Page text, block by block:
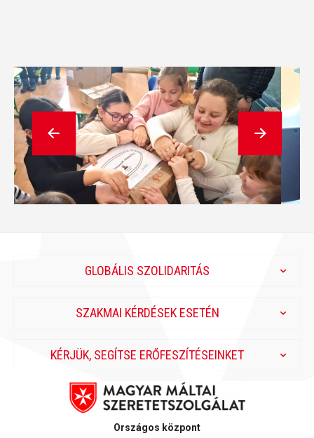
Következő
GLOBÁLIS SZOLIDARITÁS
SZAKMAI KÉRDÉSEK ESETÉN
KÉRJÜK, SEGÍTSE ERŐFESZÍTÉSEINKET
Országos központ